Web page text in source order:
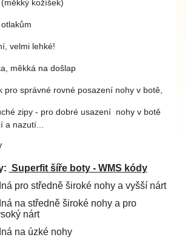
kožíšek)
velmi lehké!
měkká na došlap
pro správné rovné posazení nohy v botě,
zipy - pro dobré usazení nohy v botě
a nazutí...
Superfit šíře boty - WMS kódy
pro středně široké nohy a vyšší nárt
na středně široké nohy a pro
nárt
na úzké nohy